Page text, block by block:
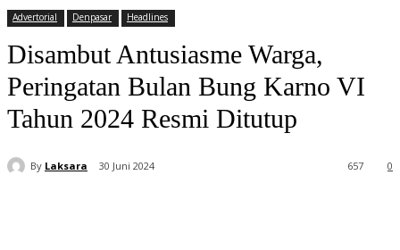
Advertorial Denpasar Headlines
Disambut Antusiasme Warga,
Peringatan Bulan Bung Karno VI
Tahun 2024 Resmi Ditutup
By Laksara 30 Juni 2024 0
657